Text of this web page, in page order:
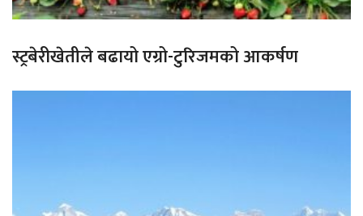
स्ट्रबेरीखेतीले बढायो एग्रो-टुरिजमको आकर्षण